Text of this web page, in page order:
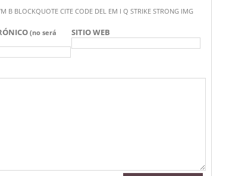
BLOCKQUOTE CITE CODE DEL EM I Q STRIKE STRONG IMG
(no será
SITIO WEB